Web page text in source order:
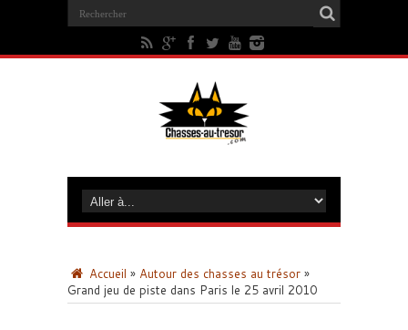
Accueil » Autour des chasses au trésor »
Grand jeu de piste dans Paris le 25 avril 2010